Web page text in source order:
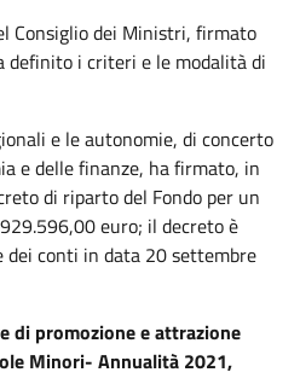
Consiglio dei Ministri, firmato
definito i criteri e le modalità di
e le autonomie, di concerto
e delle finanze, ha firmato, in
di riparto del Fondo per un
euro; il decreto è
conti in data 20 settembre
di promozione e attrazione
Minori- Annualità 2021,